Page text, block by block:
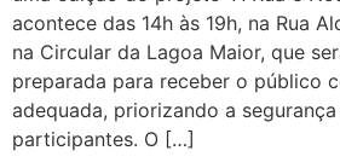
acontece das 14h às 19h, na Rua
na Circular da Lagoa Maior, que
preparada para receber o público
adequada, priorizando a
participantes. O […]